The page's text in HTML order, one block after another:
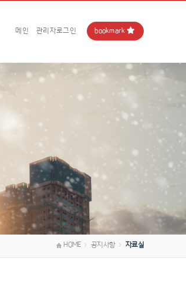
메인 관리자로그인 bookmark
HOME＞공지사항＞ 자료실